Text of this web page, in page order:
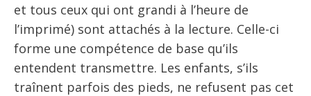
et tous ceux qui ont grandi à l’heure de
l’imprimé) sont attachés à la lecture. Celle-ci
forme une compétence de base qu’ils
entendent transmettre. Les enfants, s’ils
traînent parfois des pieds, ne refusent pas cet